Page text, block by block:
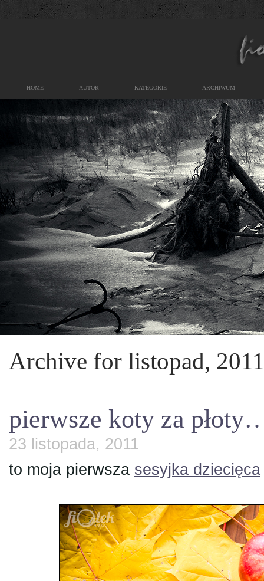
HOME AUTOR KATEGORIE ARCHIWUM
Archive for listopad, 2011
pierwsze koty za
23 listopada, 2011
to moja pierwsza sesyjka dziecięca